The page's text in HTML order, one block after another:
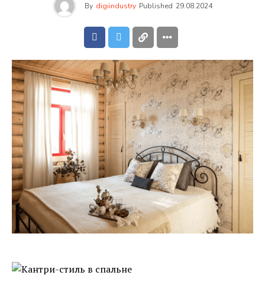
By digiindustry Published 29.08.2024